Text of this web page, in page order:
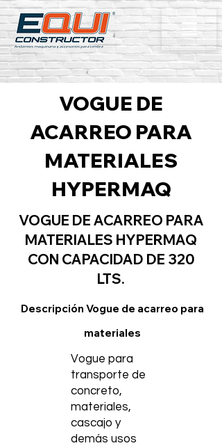
VOGUE DE
ACARREO PARA
MATERIALES
HYPERMAQ
VOGUE DE ACARREO PARA
MATERIALES HYPERMAQ
CON CAPACIDAD DE 320
LTS.
Descripción Vogue de acarreo para
materiales
Vogue para
transporte de
concreto,
materiales,
cascajo y
demás usos